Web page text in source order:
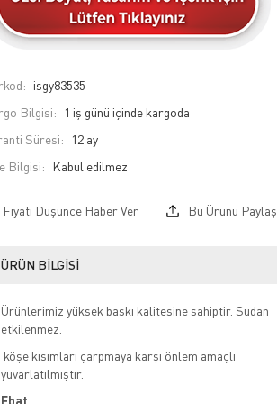
isgy83535
Bilgisi:
1 iş günü içinde kargoda
Süresi:
12 ay
Bilgisi:
Fiyatı Düşünce Haber Ver Bu Ürünü Paylaş
ÜRÜN BILGISI
Ürünlerimiz yüksek baskı kalitesine sahiptir. Sudan
etkilenmez.
köşe kısımları çarpmaya karşı önlem amaçlı
yuvarlatılmıştır.
Ebat